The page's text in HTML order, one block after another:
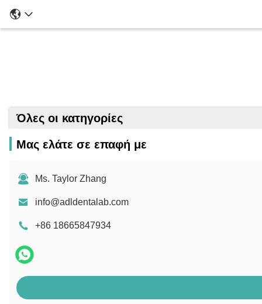
Όλες οι κατηγορίες
Μας ελάτε σε επαφή με
Ms. Taylor Zhang
info@adldentalab.com
+86 18665847934